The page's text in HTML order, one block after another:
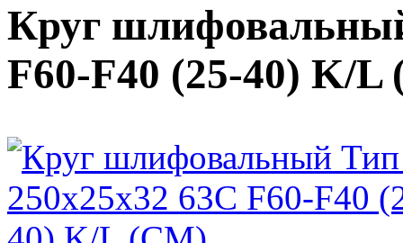
Круг
F60-F40 (25-40) K/